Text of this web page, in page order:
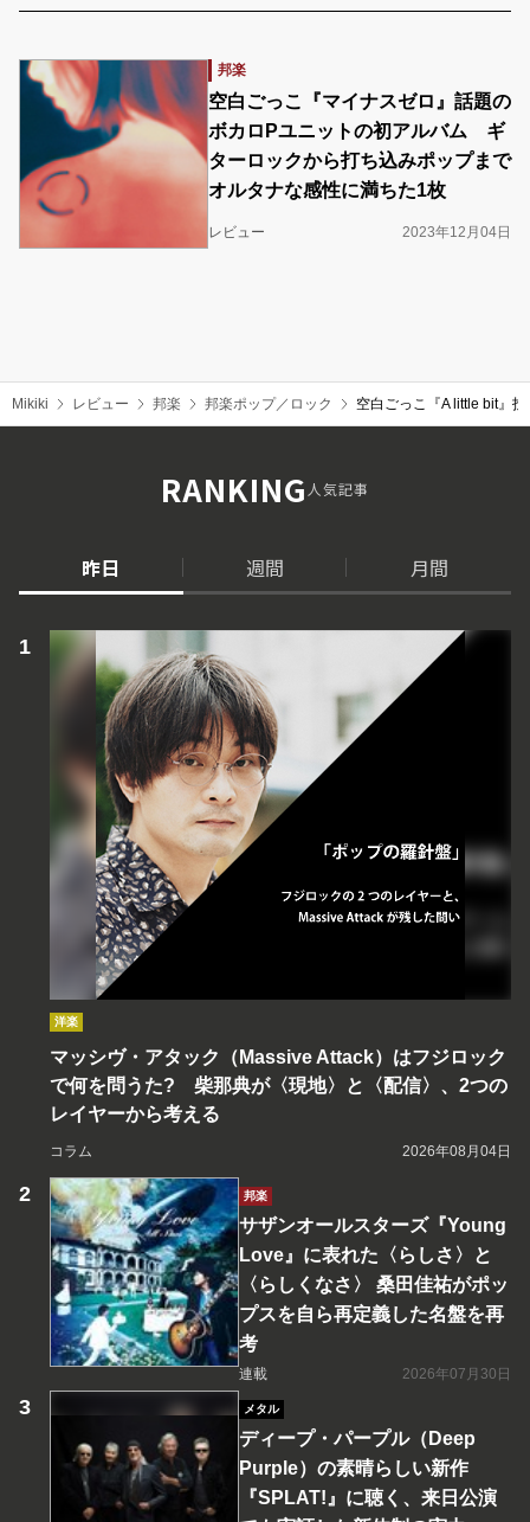
邦楽
空白ごっこ『マイナスゼロ』話題の
ボカロPユニットの初アルバム ギ
ターロックから打ち込みポップまで
オルタナな感性に満ちた1枚
レビュー 2023年12月04日
Mikiki レビュー 邦楽 邦楽ポップ／ロック 空白ごっこ『A little bit』
RANKING人気記事
昨日 週間 月間
洋楽
マッシヴ・アタック（Massive Attack）はフジロック
で何を問うた? 柴那典が〈現地〉と〈配信〉、2つの
レイヤーから考える
コラム 2026年08月04日
邦楽
サザンオールスターズ『Young
Love』に表れた〈らしさ〉と
〈らしくなさ〉 桑田佳祐がポッ
プスを自ら再定義した名盤を再
考
連載 2026年07月30日
メタル
ディープ・パープル（Deep
Purple）の素晴らしい新作
『SPLAT!』に聴く、来日公演